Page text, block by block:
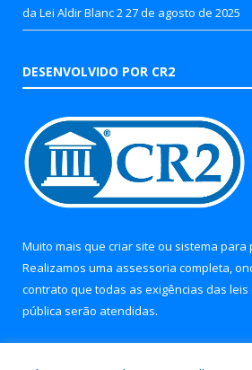
da Lei Aldir Blanc 2 27 de agosto de 2025
DESENVOLVIDO POR CR2
Muito mais que criar site ou sistema para
Realizamos uma assessoria completa,
contrato que todas as exigências das leis
pública serão atendidas.